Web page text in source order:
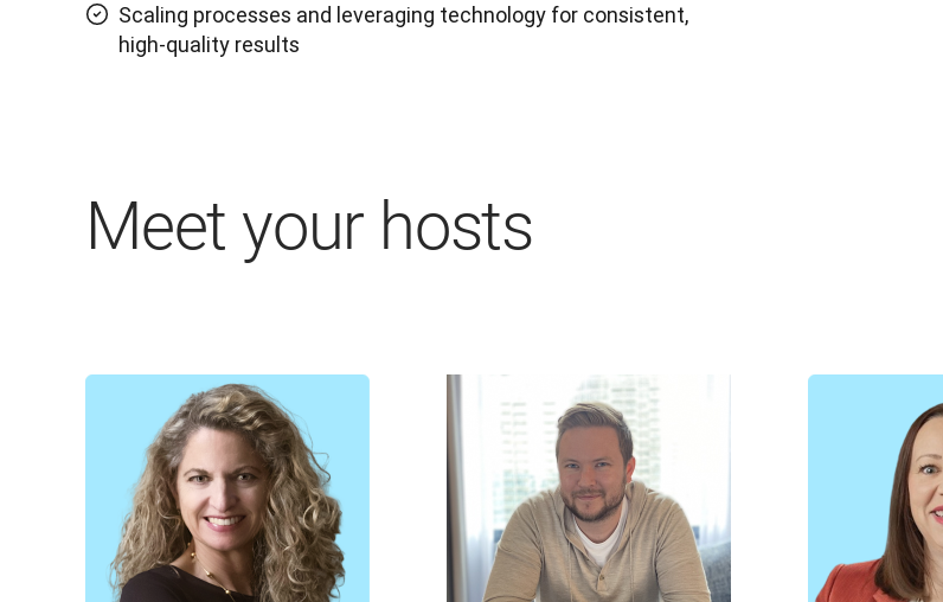
Scaling processes and leveraging technology for consistent,
high-quality results
Meet your hosts